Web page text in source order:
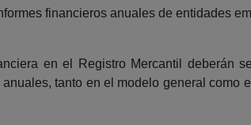
financieros anuales de entidades
en el Registro Mercantil deberán
tanto en el modelo general como